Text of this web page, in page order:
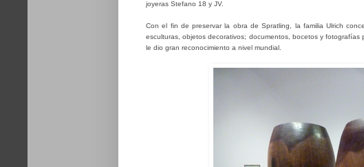
joyeras Stefano 18 y JV.
Con el fin de preservar la obra de Spratling, la familia Ulrich
esculturas, objetos decorativos; documentos, bocetos y
le dio gran reconocimiento a nivel mundial.